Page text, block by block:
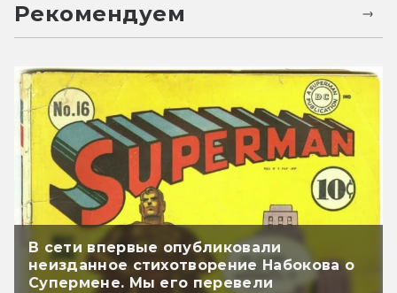
Рекомендуем
В сети впервые опубликовали
неизданное стихотворение Набокова о
Супермене. Мы его перевели